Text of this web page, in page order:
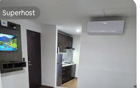
Superhost
Superhost